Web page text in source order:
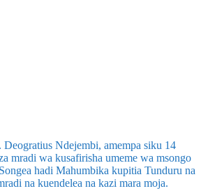
Ndejembi, amempa siku 14
mradi wa kusafirisha umeme wa msongo
hadi Mahumbika kupitia Tunduru na
na kuendelea na kazi mara moja.